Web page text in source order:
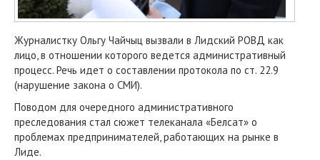
Журналистку Ольгу Чайчыц вызвали в Лидский РОВД как
лицо, в отношении которого ведется административный
процесс. Речь идет о составлении протокола по ст. 22.9
(нарушение закона о СМИ).
Поводом для очередного административного
преследования стал сюжет телеканала «Белсат» о
проблемах предпринимателей, работающих на рынке в
Лиде.